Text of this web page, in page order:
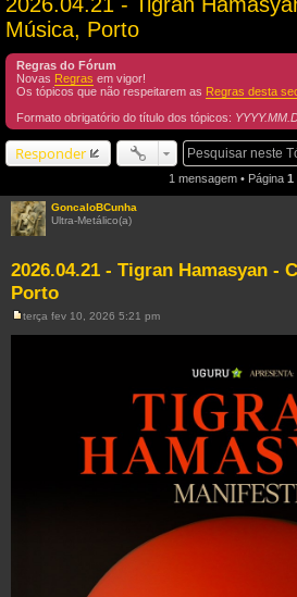
Música, Porto
Regras do Fórum
Novas Regras em vigor!
Os tópicos que não respeitarem as Regras desta
Formato obrigatório do título dos tópicos:
Responder
1 mensagem • Página 1
GoncaloBCunha
Ultra-Metálico(a)
2026.04.21 - Tigran Hamasyan -
Porto
e
terça fev 10, 2026 5:21 pm